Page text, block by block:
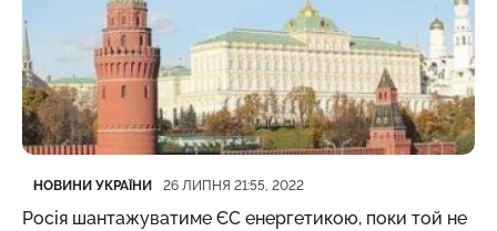
Категорія
НОВИНИ УКРАЇНИ
Дата публікації 26 ЛИПНЯ 21:55, 2022
Росія шантажуватиме ЄС енергетикою, поки той не